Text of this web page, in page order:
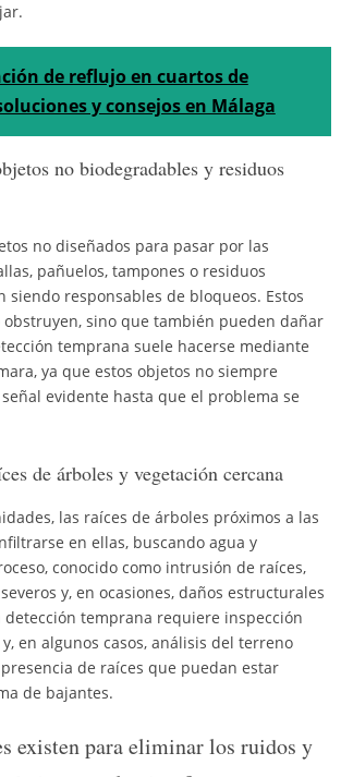
de reflujo en cuartos de
y consejos en Málaga
no biodegradables y residuos
no diseñados para pasar por las
pañuelos, tampones o residuos
siendo responsables de bloqueos. Estos
obstruyen, sino que también pueden dañar
temprana suele hacerse mediante
ya que estos objetos no siempre
evidente hasta que el problema se
de árboles y vegetación cercana
las raíces de árboles próximos a las
en ellas, buscando agua y
conocido como intrusión de raíces,
y, en ocasiones, daños estructurales
detección temprana requiere inspección
en algunos casos, análisis del terreno
de raíces que puedan estar
de bajantes.
existen para eliminar los ruidos y